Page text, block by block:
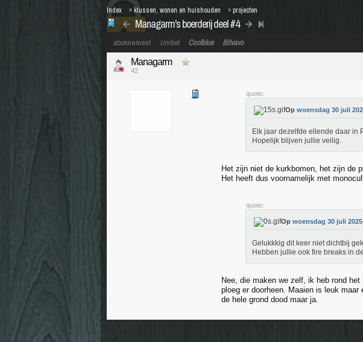
Managarm's boerderij deel #4
Index » klussen, wonen en huishouden » projecten
abonnement Unibet Coolblue Bitvavo
Managarm
42
quote:
Op woensdag 30 juli
Elk jaar dezelfde ellende daar in
Hopelijk blijven jullie veilig.
Het zijn niet de kurkbomen, het zijn de
Het heeft dus voornamelijk met
quote:
Op woensdag 30 juli
Gelukkkig dit keer niet dichtbij
Hebben jullie ook fire breaks in
Nee, die maken we zelf, ik heb rond
ploeg er doorheen. Maaien is leuk
de hele grond dood maar ja.